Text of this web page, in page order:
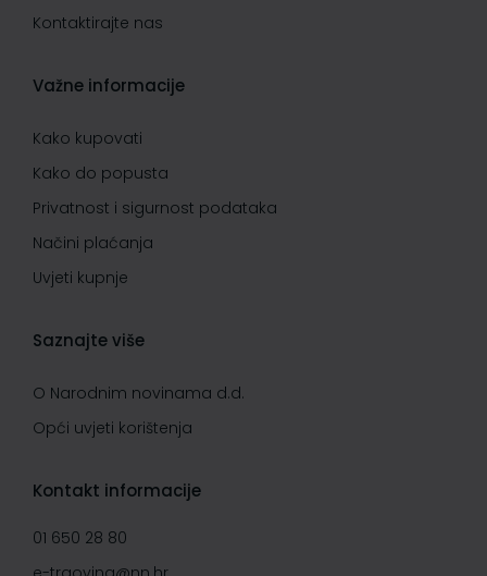
Kontaktirajte nas
Važne informacije
Kako kupovati
Kako do popusta
Privatnost i sigurnost podataka
Načini plaćanja
Uvjeti kupnje
Saznajte više
O Narodnim novinama d.d.
Opći uvjeti korištenja
Kontakt informacije
01 650 28 80